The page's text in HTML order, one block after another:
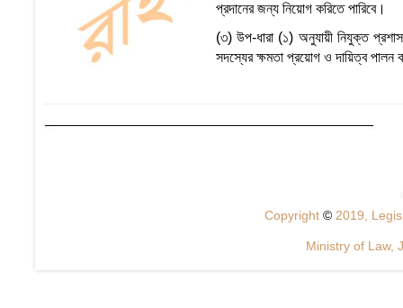
প্রদানের জন্য নিয়োগ করিতে পারিবে।
(৩) উপ-ধারা (১) অনুযায়ী নিযুক্ত
সদস্যের ক্ষমতা প্রয়োগ ও দায়িত্ব পালন
Copyright ©2019,
Ministry of Law,